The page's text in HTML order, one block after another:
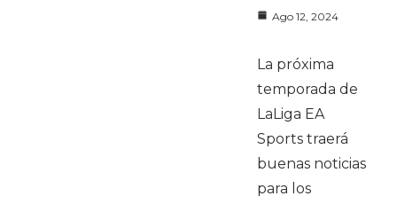
Ago 12, 2024
La próxima
temporada de
LaLiga EA
Sports traerá
buenas noticias
para los